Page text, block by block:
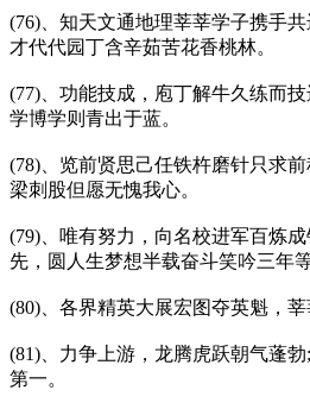
(76)、知天文通地理莘莘学子携手
才代代园丁含辛茹苦花香桃林。
(77)、功能技成，庖丁解牛久练而
学博学则青出于蓝。
(78)、览前贤思己任铁杵磨针只求
梁刺股但愿无愧我心。
(79)、唯有努力，向名校进军百炼
先，圆人生梦想半载奋斗笑吟三年等
(80)、各界精英大展宏图夺英魁，莘
(81)、力争上游，龙腾虎跃朝气蓬
第一。